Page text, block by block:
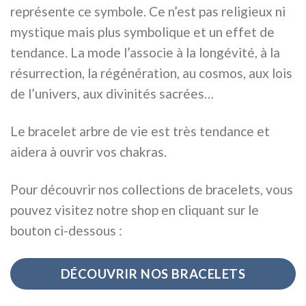
représente ce symbole. Ce n’est pas religieux ni
mystique mais plus symbolique et un effet de
tendance. La mode l’associe à la longévité, à la
résurrection, la régénération, au cosmos, aux lois
de l’univers, aux divinités sacrées…
Le bracelet arbre de vie est très tendance et
aidera à ouvrir vos chakras.
Pour découvrir nos collections de bracelets, vous
pouvez visitez notre shop en cliquant sur le
bouton ci-dessous :
DÉCOUVRIR NOS BRACELETS